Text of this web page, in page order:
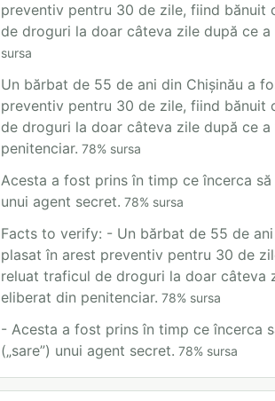
preventiv pentru 30 de zile, fiind bănuit
de droguri la doar câteva zile după ce
sursa
Un bărbat de 55 de ani din Chișinău a
preventiv pentru 30 de zile, fiind bănuit
de droguri la doar câteva zile după ce
penitenciar. 78% sursa
Acesta a fost prins în timp ce încerca să
unui agent secret. 78% sursa
Facts to verify: - Un bărbat de 55 de
plasat în arest preventiv pentru 30 de
reluat traficul de droguri la doar câteva
eliberat din penitenciar. 78% sursa
- Acesta a fost prins în timp ce încerca
(„sare”) unui agent secret. 78% sursa